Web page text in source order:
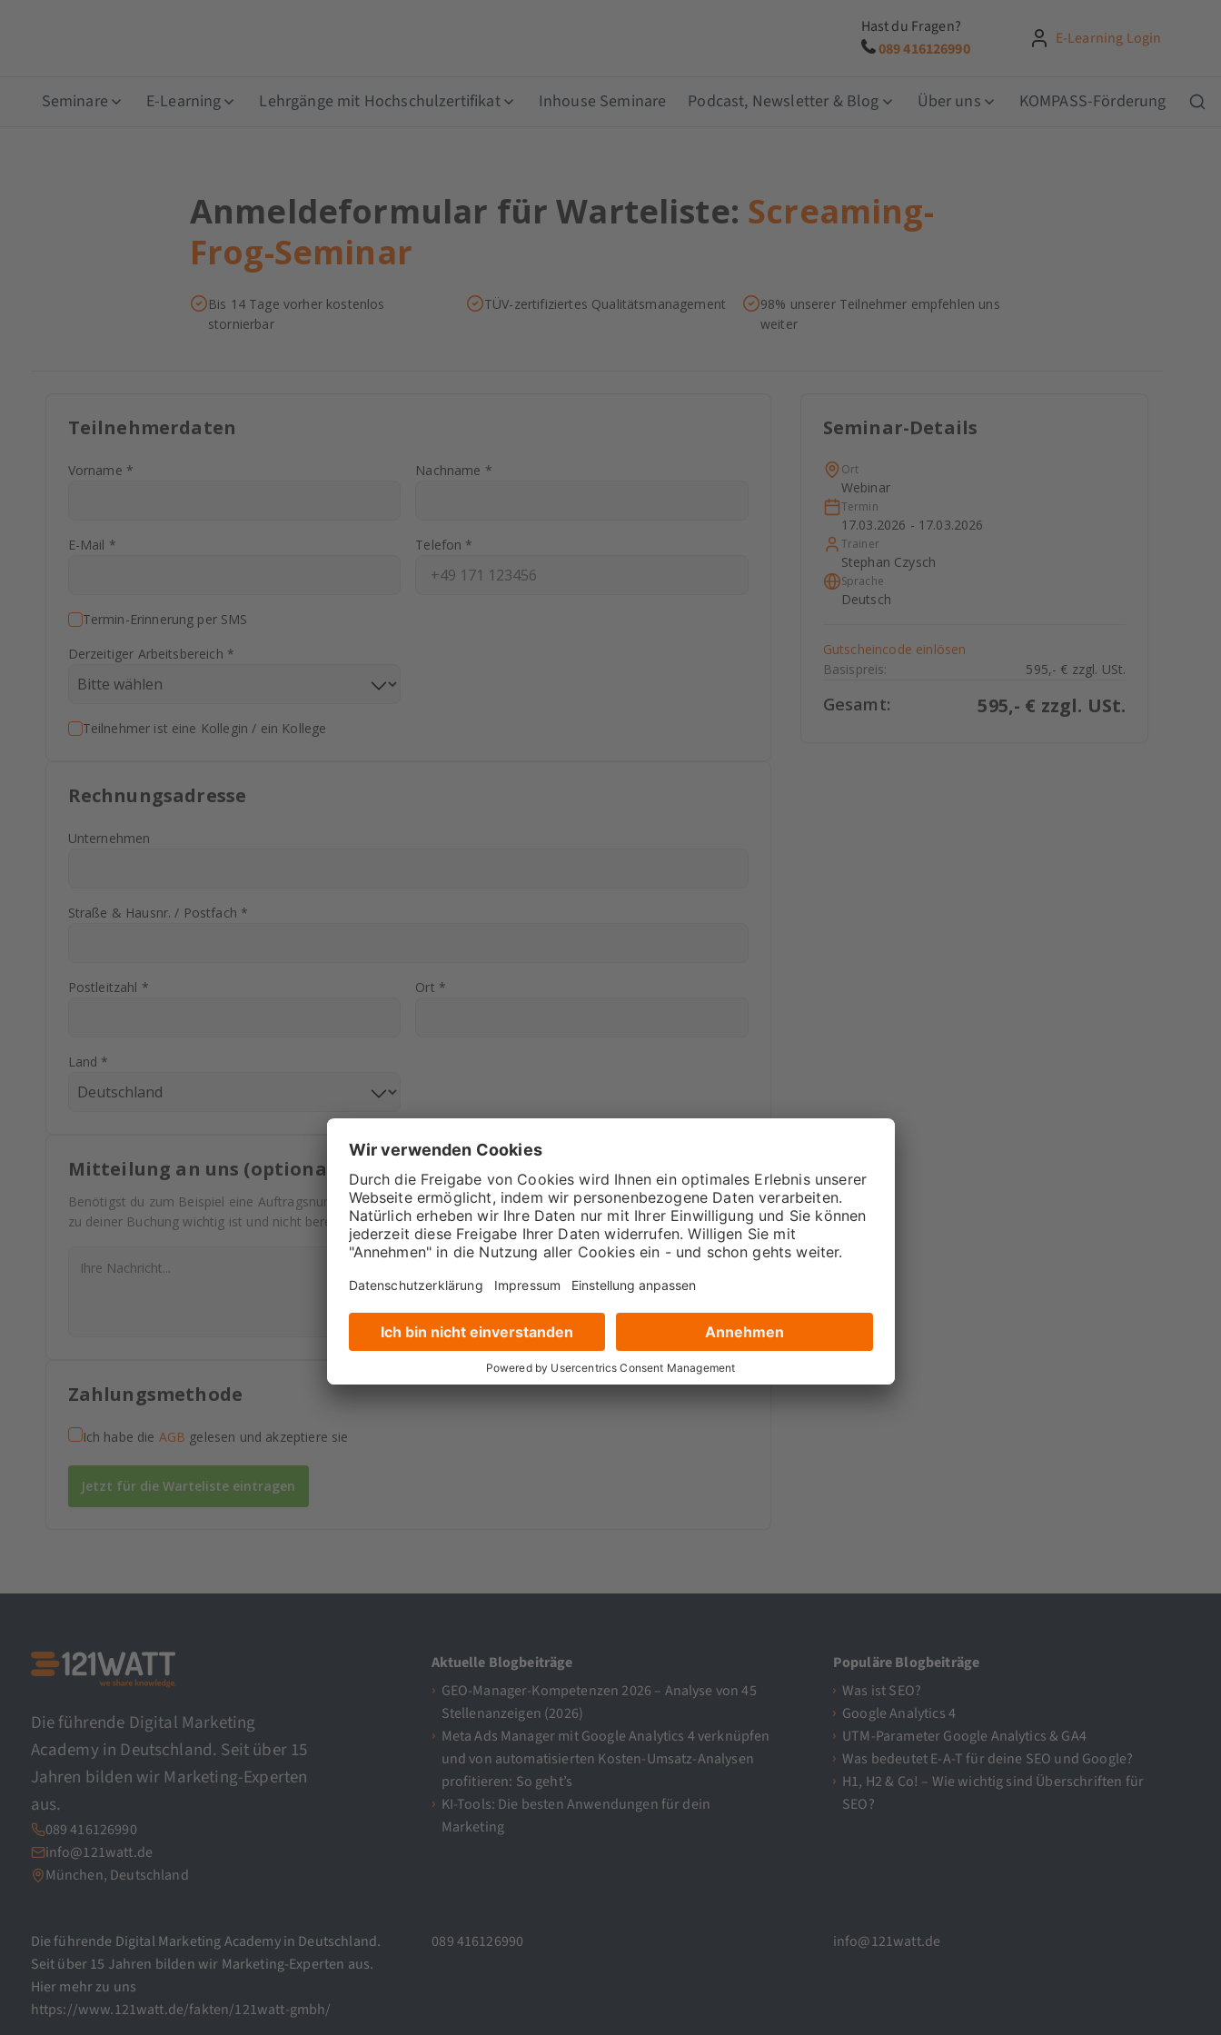
Hast du Fragen?
089 416126990
E-Learning Login
Seminare E-Learning Lehrgänge mit Hochschulzertifikat Inhouse Seminare Podcast, Newsletter & Blog Über uns KOMPASS-Förderung
Anmeldeformular für Warteliste: Screaming-
Frog-Seminar
Bis 14 Tage vorher kostenlos
stornierbar
TÜV-zertifiziertes Qualitätsmanagement
98% unserer Teilnehmer empfehlen uns
weiter
Seminar-Details
Ort
Webinar
Termin
17.03.2026 - 17.03.2026
Trainer
Stephan Czysch
Sprache
Deutsch
Gutscheincode einlösen
Basispreis:
595,- € zzgl. USt.
Gesamt: 595,- € zzgl. USt.
Teilnehmerdaten
Vorname * Nachname *
E-Mail * Telefon *
Termin-Erinnerung per SMS
Derzeitiger Arbeitsbereich *
Teilnehmer ist eine Kollegin / ein Kollege
Rechnungsadresse
Unternehmen
Straße & Hausnr. / Postfach *
Postleitzahl * Ort *
Land *
Mitteilung an uns (optional)
Benötigst du zum Beispiel eine Auftragsnummer auf deiner Rechnung? In diesem Feld ist Platz für alles, was dir
zu deiner Buchung wichtig ist und nicht bereits abgefragt wurde.
Zahlungsmethode
Ich habe die AGB gelesen und akzeptiere sie
Jetzt für die Warteliste eintragen
Die führende Digital Marketing
Academy in Deutschland. Seit über 15
Jahren bilden wir Marketing-Experten
aus.
089 416126990
info@121watt.de
München, Deutschland
Aktuelle Blogbeiträge
GEO-Manager-Kompetenzen 2026 – Analyse von 45
Stellenanzeigen (2026)
Meta Ads Manager mit Google Analytics 4 verknüpfen
und von automatisierten Kosten-Umsatz-Analysen
profitieren: So geht’s
KI-Tools: Die besten Anwendungen für dein
Marketing
Populäre Blogbeiträge
Was ist SEO?
Google Analytics 4
UTM-Parameter Google Analytics & GA4
Was bedeutet E-A-T für deine SEO und Google?
H1, H2 & Co! – Wie wichtig sind Überschriften für
SEO?
Die führende Digital Marketing Academy in Deutschland.
Seit über 15 Jahren bilden wir Marketing-Experten aus.
Hier mehr zu uns
https://www.121watt.de/fakten/121watt-gmbh/
089 416126990 info@121watt.de